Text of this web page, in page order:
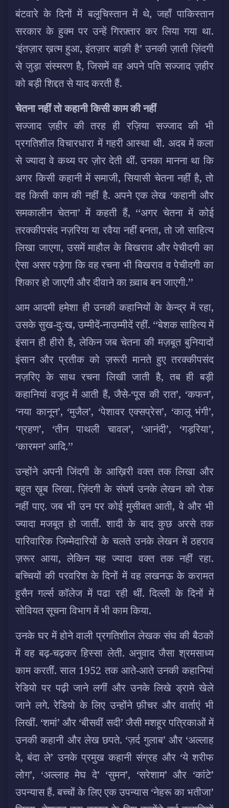
बंटवारे के दिनों में बलूचिस्तान में थे, जहाँ पाकिस्तान
सरकार के हुक्म पर उन्हें गिरफ़्तार कर लिया गया था.
‘इंतज़ार ख़त्म हुआ, इंतज़ार बाक़ी है’ उनकी ज़ाती ज़िंदगी
से जुड़ा संस्मरण है, जिसमें वह अपने पति सज्जाद ज़हीर
को बड़ी शिद्दत से याद करती हैं.
चेतना नहीं तो कहानी किसी काम की नहीं
सज्जाद ज़हीर की तरह ही रज़िया सज्जाद की भी
प्रगतिशील विचारधारा में गहरी आस्था थी. अदब में कला
से ज्यादा वे कथ्य पर ज़ोर देती थीं. उनका मानना था कि
अगर किसी कहानी में समाजी, सियासी चेतना नहीं है, तो
वह किसी काम की नहीं है. अपने एक लेख ‘कहानी और
समकालीन चेतना’ में कहती हैं, ‘‘अगर चेतना में कोई
तरक्कीपसंद नज़रिया या रवैया नहीं बनता, तो जो साहित्य
लिखा जाएगा, उसमें माहौल के बिखराव और पेचीदगी का
ऐसा असर पड़ेगा कि वह रचना भी बिखराव व पेचीदगी का
शिकार हो जाएगी और दीवाने का ख़्वाब बन जाएगी.’’
आम आदमी हमेशा ही उनकी कहानियों के केन्द्र में रहा,
उसके सुख-दुःख, उम्मीदें-नाउम्मीदें रहीं. ‘‘बेशक साहित्य में
इंसान ही हीरो है, लेकिन जब चेतना की मज़बूत बुनियादों
इंसान और प्रतीक को ज़रूरी मानते हुए तरक्कीपसंद
नज़रिए के साथ रचना लिखी जाती है, तब ही बड़ी
कहानियां वजूद में आती हैं, जैसे-‘पूस की रात’, ‘कफन’,
‘नया कानून’, ‘मुजैल’, ‘पेशावर एक्सप्रेस’, ‘कालू भंगी’,
‘ग्रहण’, ‘तीन पाथली चावल’, ‘आनंदी’, ‘गड़रिया’,
‘कारमन’ आदि.’’
उन्होंने अपनी जिंदगी के आख़िरी वक्त तक लिखा और
बहुत ख़ूब लिखा. ज़िंदगी के संघर्ष उनके लेखन को रोक
नहीं पाए. जब भी उन पर कोई मुसीबत आती, वे और भी
ज्यादा मजबूत हो जातीं. शादी के बाद कुछ अरसे तक
पारिवारिक जिम्मेदारियों के चलते उनके लेखन में ठहराव
ज़रूर आया, लेकिन यह ज्यादा वक्त तक नहीं रहा.
बच्चियों की परवरिश के दिनों में वह लखनऊ के करामत
हुसैन गर्ल्स कॉलेज में पढा रही थीं. दिल्ली के दिनों में
सोवियत सूचना विभाग में भी काम किया.
उनके घर में होने वाली प्रगतिशील लेखक संघ की बैठकों
में वह बढ़-चढ़कर हिस्सा लेती. अनुवाद जैसा श्रमसाध्य
काम करतीं. साल 1952 तक आते-आते उनकी कहानियां
रेडियो पर पढ़ी जाने लगीं और उनके लिखे ड्रामे खेले
जाने लगे. रेडियो के लिए उन्होंने फ़ीचर और वार्ताएं भी
लिखीं. ‘शमां’ और ‘बीसवीं सदी’ जैसी मशहूर पत्रिकाओं में
उनकी कहानी और लेख छपते. ‘ज़र्द गुलाब’ और ‘अल्लाह
दे, बंदा ले’ उनके प्रमुख कहानी संग्रह और ‘ये शरीफ
लोग’, ‘अल्लाह मेघ दे’ ‘सुमन’, ‘सरेशाम’ और ‘कांटे’
उपन्यास हैं. बच्चों के लिए एक उपन्यास ‘नेहरू का भतीजा’